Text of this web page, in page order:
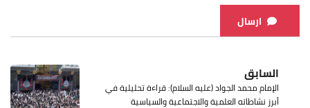
ارسال
السابق
الإمام محمد الجواد (عليه السلام): قراءة تحليلية في
أبرز نشاطاته العلمية والاجتماعية والسياسية